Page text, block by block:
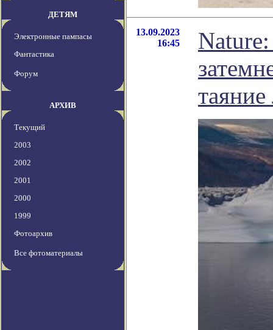
ДЕТЯМ
Электронные пампасы
Фантастика
Форум
АРХИВ
Текущий
2003
2002
2001
2000
1999
Фотоархив
Все фотоматериалы
13.09.2023
16:45